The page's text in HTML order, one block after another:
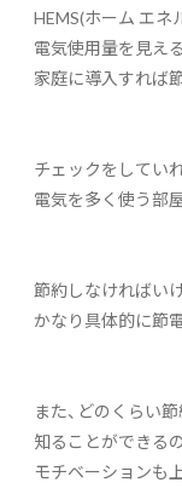
HEMS(ホーム エネ
電気使用量を見え
家庭に導入すれば
チェックをしてい
電気を多く使う部
節約しなければい
かなり具体的に節
また、どのくらい
知ることができる
モチベーションも